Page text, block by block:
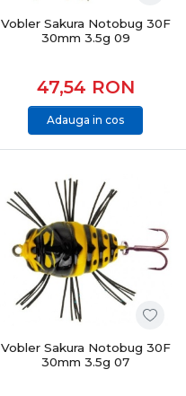
Vobler Sakura Notobug 30F
30mm 3.5g 09
47,54 RON
Adauga in cos
Vobler Sakura Notobug 30F
30mm 3.5g 07